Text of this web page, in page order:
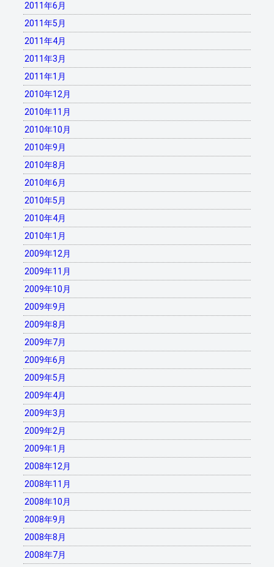
2011年6月
2011年5月
2011年4月
2011年3月
2011年1月
2010年12月
2010年11月
2010年10月
2010年9月
2010年8月
2010年6月
2010年5月
2010年4月
2010年1月
2009年12月
2009年11月
2009年10月
2009年9月
2009年8月
2009年7月
2009年6月
2009年5月
2009年4月
2009年3月
2009年2月
2009年1月
2008年12月
2008年11月
2008年10月
2008年9月
2008年8月
2008年7月